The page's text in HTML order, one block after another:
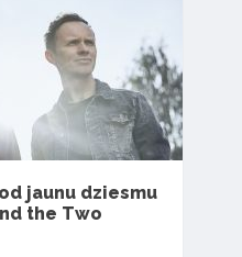
jaunu dziesmu
the Two